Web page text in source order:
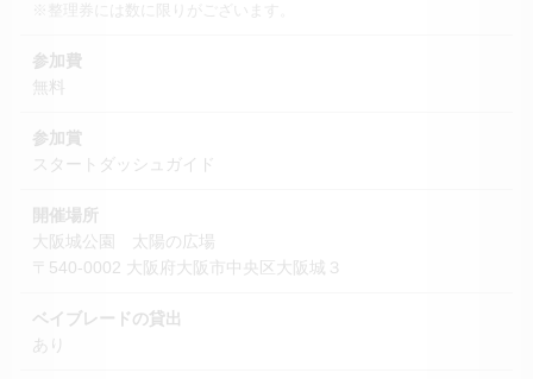
※整理券には数に限りがございます。
参加費
無料
参加賞
スタートダッシュガイド
開催場所
大阪城公園 太陽の広場
〒540-0002 大阪府大阪市中央区大阪城３
ベイブレードの貸出
あり